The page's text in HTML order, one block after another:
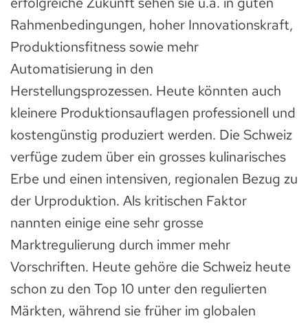
Rahmenbedingungen, hoher Innovationskraft,
Produktionsfitness sowie mehr
Automatisierung in den
Herstellungsprozessen. Heute könnten auch
kleinere Produktionsauflagen professionell und
kostengünstig produziert werden. Die Schweiz
verfüge zudem über ein grosses kulinarisches
Erbe und einen intensiven, regionalen Bezug zu
der Urproduktion. Als kritischen Faktor
nannten einige eine sehr grosse
Marktregulierung durch immer mehr
Vorschriften. Heute gehöre die Schweiz heute
schon zu den Top 10 unter den regulierten
Märkten, während sie früher im globalen